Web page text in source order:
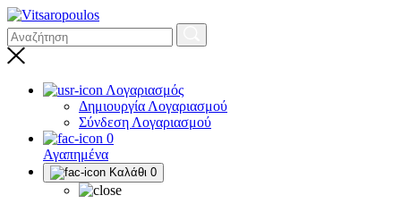
Λογαριασμός
Δημιουργία Λογαριασμού
Σύνδεση Λογαριασμού
0
Αγαπημένα
Καλάθι 0